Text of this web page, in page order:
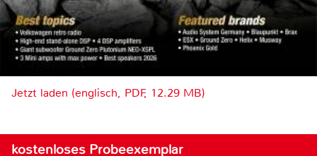
Jetzt laden (englisch, PDF, 12.29 MB)
kostenloses Probeexemplar